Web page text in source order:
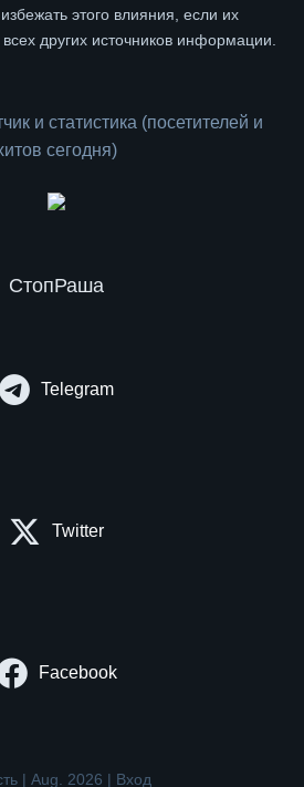
этого влияния, если их
других источников информации.
СтопРаша
Telegram
Twitter
Facebook
| Aug. 2026 | Вход